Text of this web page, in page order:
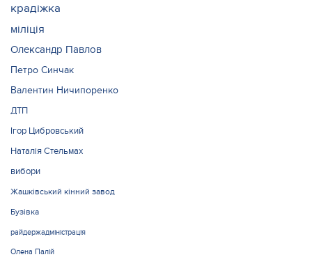
крадіжка
міліція
Олександр Павлов
Петро Синчак
Валентин Ничипоренко
ДТП
Ігор Цибровський
Наталія Стельмах
вибори
Жашківський кінний завод
Бузівка
райдержадміністрація
Олена Палій